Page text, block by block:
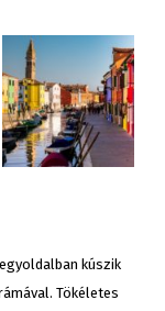
kúszik
Tökéletes